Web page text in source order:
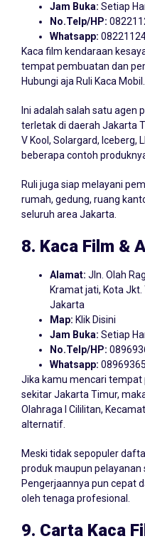
Jam Buka: Setiap
No.Telp/HP:
Whatsapp:
Kaca film kendaraan
tempat pembuatan dan
Hubungi aja Ruli Kaca Mobil.
Ini adalah salah satu agen
terletak di daerah Jakarta
V Kool, Solargard, Iceberg,
beberapa contoh
Ruli juga siap melayani
rumah, gedung, ruang
seluruh area Jakarta.
8. Kaca Film &
Alamat: Jln. Olah
Kramat jati, Kota
Jakarta
Map: Klik Disini
Jam Buka: Setiap
No.Telp/HP:
Whatsapp:
Jika kamu mencari tempat
sekitar Jakarta Timur,
Olahraga I Cililitan,
alternatif.
Meski tidak sepopuler
produk maupun pelayanan
Pengerjaannya pun cepat
oleh tenaga profesional.
9. Carta Kaca